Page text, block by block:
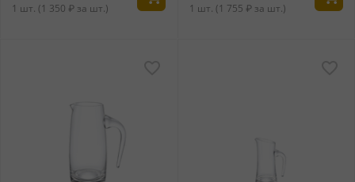
1 шт. (1 350 ₽ за шт.) 1 шт. (1 755 ₽ за шт.)